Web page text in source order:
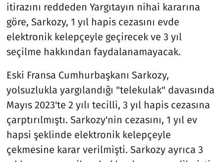
itirazını reddeden Yargıtayın nihai kararına
göre, Sarkozy, 1 yıl hapis cezasını evde
elektronik kelepçeyle geçirecek ve 3 yıl
seçilme hakkından faydalanamayacak.
Eski Fransa Cumhurbaşkanı Sarkozy,
yolsuzlukla yargılandığı "telekulak" davasında
Mayıs 2023'te 2 yılı tecilli, 3 yıl hapis cezasına
çarptırılmıştı. Sarkozy'nin cezasını, 1 yıl ev
hapsi şeklinde elektronik kelepçeyle
çekmesine karar verilmişti. Sarkozy ayrıca 3